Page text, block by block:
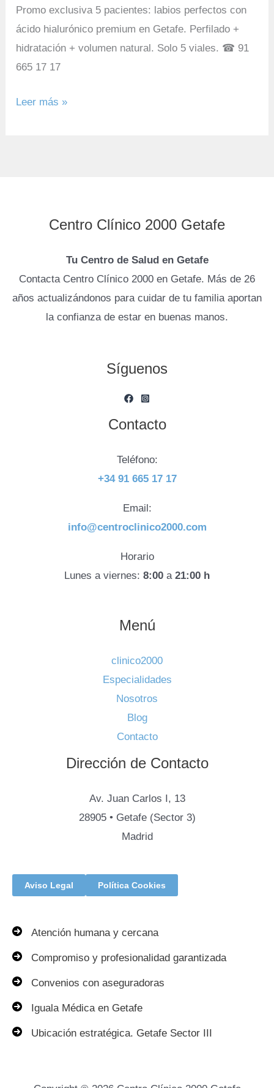
Promo exclusiva 5 pacientes: labios perfectos con
ácido hialurónico premium en Getafe. Perfilado +
hidratación + volumen natural. Solo 5 viales. ☎ 91
665 17 17
Leer más »
Centro Clínico 2000 Getafe
Tu Centro de Salud en Getafe
Contacta Centro Clínico 2000 en Getafe. Más de 26
años actualizándonos para cuidar de tu familia aportan
la confianza de estar en buenas manos.
Síguenos
Contacto
Teléfono:
+34 91 665 17 17
Email:
info@centroclinico2000.com
Horario
Lunes a viernes: 8:00 a 21:00 h
Menú
clinico2000
Especialidades
Nosotros
Blog
Contacto
Dirección de Contacto
Av. Juan Carlos I, 13
28905 • Getafe (Sector 3)
Madrid
Aviso Legal Política Cookies
Atención humana y cercana
Compromiso y profesionalidad garantizada
Convenios con aseguradoras
Iguala Médica en Getafe
Ubicación estratégica. Getafe Sector III